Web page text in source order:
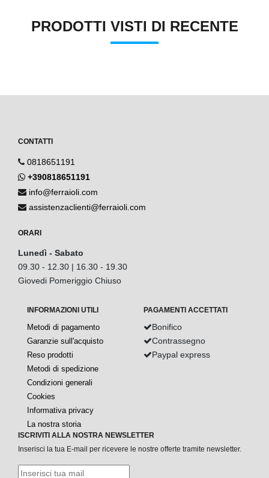
PRODOTTI VISTI DI RECENTE
CONTATTI
0818651191
+390818651191
info@ferraioli.com
assistenzaclienti@ferraioli.com
ORARI
Lunedì - Sabato
09.30 - 12.30 | 16.30 - 19.30
Giovedi Pomeriggio Chiuso
INFORMAZIONI UTILI
Metodi di pagamento
Garanzie sull'acquisto
Reso prodotti
Metodi di spedizione
Condizioni generali
Cookies
Informativa privacy
La nostra storia
PAGAMENTI ACCETTATI
Bonifico
Contrassegno
Paypal express
ISCRIVITI ALLA NOSTRA NEWSLETTER
Inserisci la tua E-mail per ricevere le nostre offerte tramite newsletter.